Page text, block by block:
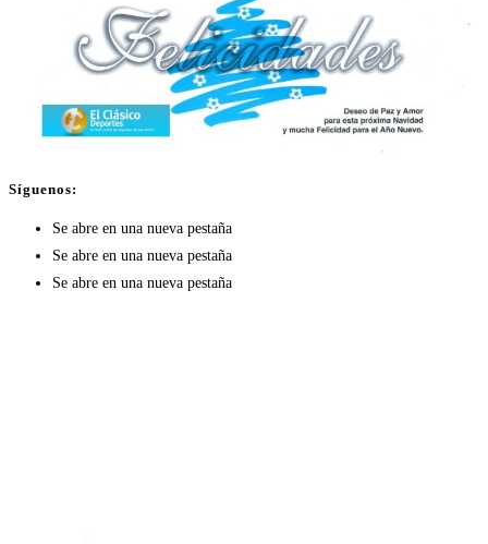
Síguenos:
Se abre en una nueva pestaña
Se abre en una nueva pestaña
Se abre en una nueva pestaña